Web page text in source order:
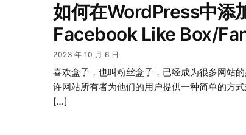
如何在WordPress中添
Facebook Like Box/
2023 年 10 月 6 日
喜欢盒子，也叫粉丝盒子，已经成为很多网站
许网站所有者为他们的用户提供一种简单的方
[…]